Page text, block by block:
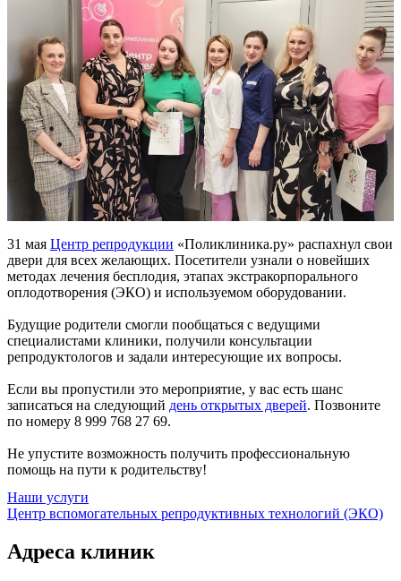
31 мая Центр репродукции «Поликлиника.ру» распахнул свои
двери для всех желающих. Посетители узнали о новейших
методах лечения бесплодия, этапах экстракорпорального
оплодотворения (ЭКО) и используемом оборудовании.
Будущие родители смогли пообщаться с ведущими
специалистами клиники, получили консультации
репродуктологов и задали интересующие их вопросы.
Если вы пропустили это мероприятие, у вас есть шанс
записаться на следующий день открытых дверей. Позвоните
по номеру 8 999 768 27 69.
Не упустите возможность получить профессиональную
помощь на пути к родительству!
Наши услуги
Центр вспомогательных репродуктивных технологий (ЭКО)
Адреса клиник